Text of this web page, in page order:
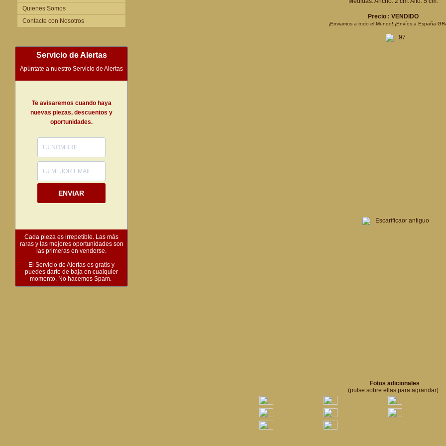
Quienes Somos
Contacte con Nosotros
Servicio de Alertas
Apúntate a nuestro Servicio de Alertas
Te avisaremos cuando haya
nuevas piezas, descuentos y
oportunidades.
ENVIAR
Cada pieza es irrepetible. Las más
raras y las mejores oportunidades son
las primeras en venderse.
El Servicio de Alertas es gratis y
puedes darte de baja en cualquier
momento. No hacemos Spam.
Precio : VENDIDO
¡Enviamos a todo el Mundo! ¡Envíos a España
Fotos adicionales:
(pulse sobre ellas para agrandar)